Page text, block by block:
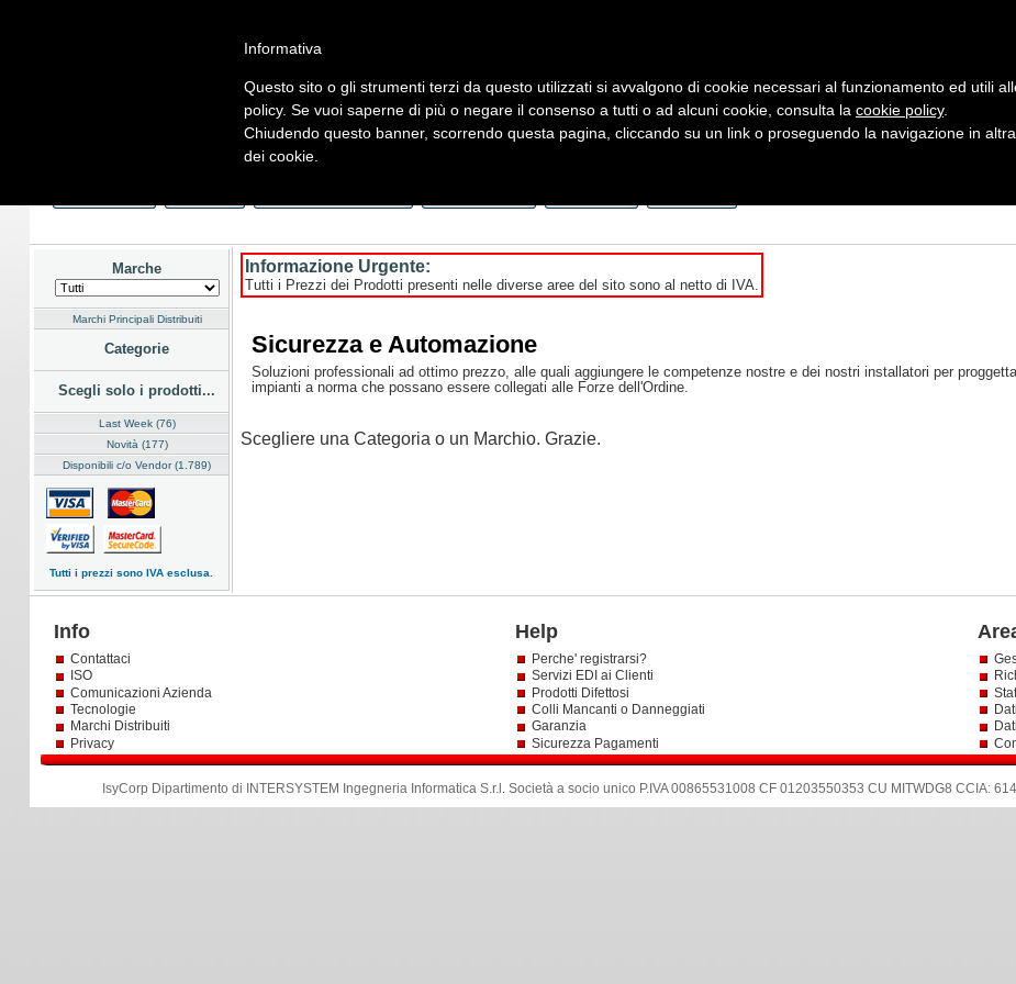
Dati Cliente Servizi Company
Cerca:
Fotografia Telefonia Audio Video Energia Sicurezza e Automazione Servizi
Robotica
Marche
Marchi Principali Distribuiti
Categorie
Scegli solo i prodotti...
Last Week (76)
Novità (177)
Disponibili c/o Vendor (1.789)
Tutti i prezzi sono IVA esclusa.
Informazione Urgente:
Tutti i Prezzi dei Prodotti presenti nelle diverse aree del sito sono al netto di IVA.
Sicurezza e Automazione
Soluzioni professionali ad ottimo prezzo, alle quali aggiungere le competenze nostre e dei nostri installatori per
impianti a norma che possano essere collegati alle Forze dell'Ordine.
Scegliere una Categoria o un Marchio. Grazie.
Info Help
Contattaci
ISO
Comunicazioni Azienda
Tecnologie
Marchi Distribuiti
Privacy
Perche' registrarsi?
Servizi EDI ai Clienti
Prodotti Difettosi
Colli Mancanti o Danneggiati
Garanzia
Sicurezza Pagamenti
IsyCorp Dipartimento di INTERSYSTEM Ingegneria Informatica S.r.l .Società a socio unico P.IVA 00865531008 CF 01203550353 CU MITWDG8 CCIA:
Informativa
Questo sito o gli strumenti terzi da questo utilizzati si avvalgono di cookie necessari al funzionamento ed utili
policy. Se vuoi saperne di più o negare il consenso a tutti o ad alcuni cookie, consulta la cookie policy.
Chiudendo questo banner, scorrendo questa pagina, cliccando su un link o proseguendo la navigazione in
dei cookie.